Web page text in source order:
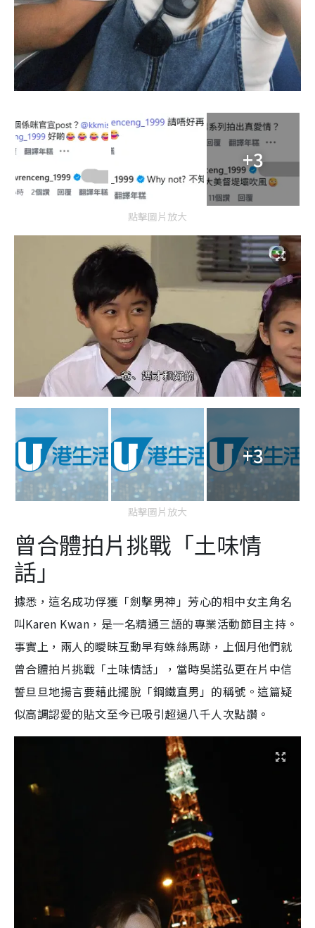
+3
點擊圖片放大
+3
點擊圖片放大
曾合體拍片挑戰「土味情
話」
據悉，這名成功俘獲「劍擊男神」芳心的相中女主角名
叫Karen Kwan，是一名精通三語的專業活動節目主持。
事實上，兩人的曖昧互動早有蛛絲馬跡，上個月他們就
曾合體拍片挑戰「土味情話」，當時吳諾弘更在片中信
誓旦旦地揚言要藉此擺脫「鋼鐵直男」的稱號。這篇疑
似高調認愛的貼文至今已吸引超過八千人次點讚。